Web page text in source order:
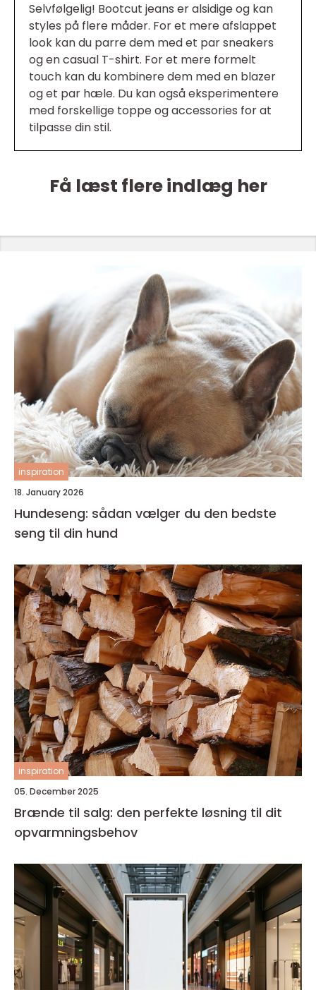
Selvfølgelig! Bootcut jeans er alsidige og kan
styles på flere måder. For et mere afslappet
look kan du parre dem med et par sneakers
og en casual T-shirt. For et mere formelt
touch kan du kombinere dem med en blazer
og et par hæle. Du kan også eksperimentere
med forskellige toppe og accessories for at
tilpasse din stil.
Få læst flere indlæg her
inspiration
18. January 2026
Hundeseng: sådan vælger du den bedste
seng til din hund
inspiration
05. December 2025
Brænde til salg: den perfekte løsning til dit
opvarmningsbehov